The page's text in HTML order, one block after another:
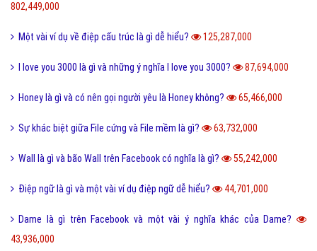
802,449,000
Một vài ví dụ về điệp cấu trúc là gì dễ hiểu? 125,287,000
I love you 3000 là gì và những ý nghĩa I love you 3000? 87,694,000
Honey là gì và có nên gọi người yêu là Honey không? 65,466,000
Sự khác biệt giữa File cứng và File mềm là gì? 63,732,000
Wall là gì và bão Wall trên Facebook có nghĩa là gì? 55,242,000
Điệp ngữ là gì và một vài ví dụ điệp ngữ dễ hiểu? 44,701,000
Dame là gì trên Facebook và một vài ý nghĩa khác của Dame?
43,936,000